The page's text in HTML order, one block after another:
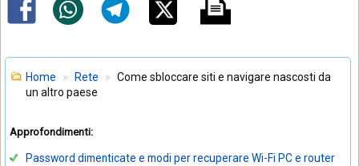
Home Rete
Come sbloccare siti e navigare nascosti da
un altro paese
Approfondimenti:
Password dimenticate e modi per recuperare Wi-Fi PC e router